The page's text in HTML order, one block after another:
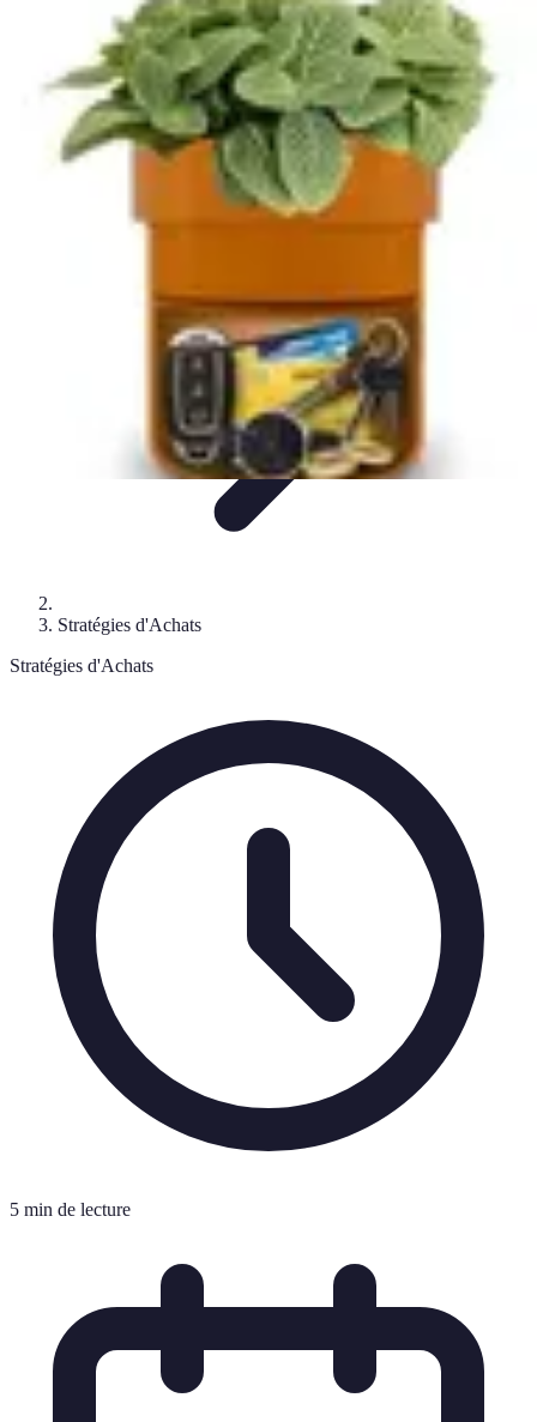
Promotions Black Friday
Conseils d'AchatsConseils et
TendancesComparaison
Promotions Black Friday
Stratégies d'Achats
Stratégies d'Achats
5 min de lecture